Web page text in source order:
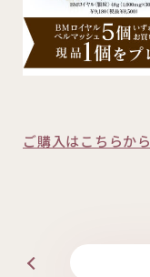
ご購入はこちらから